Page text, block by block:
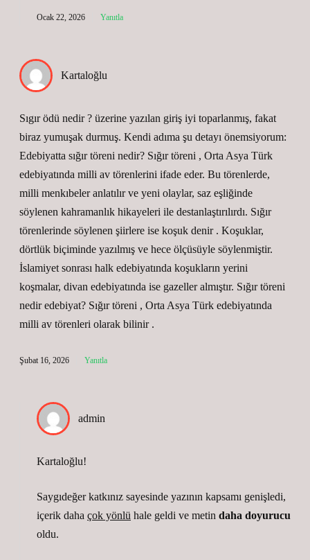
Ocak 22, 2026 Yanıtla
Kartaloğlu
Sıgır ödü nedir ? üzerine yazılan giriş iyi toparlanmış, fakat
biraz yumuşak durmuş. Kendi adıma şu detayı önemsiyorum:
Edebiyatta sığır töreni nedir? Sığır töreni , Orta Asya Türk
edebiyatında milli av törenlerini ifade eder. Bu törenlerde,
milli menkıbeler anlatılır ve yeni olaylar, saz eşliğinde
söylenen kahramanlık hikayeleri ile destanlaştırılırdı. Sığır
törenlerinde söylenen şiirlere ise koşuk denir . Koşuklar,
dörtlük biçiminde yazılmış ve hece ölçüsüyle söylenmiştir.
İslamiyet sonrası halk edebiyatında koşukların yerini
koşmalar, divan edebiyatında ise gazeller almıştır. Sığır töreni
nedir edebiyat? Sığır töreni , Orta Asya Türk edebiyatında
milli av törenleri olarak bilinir .
Şubat 16, 2026 Yanıtla
admin
Kartaloğlu!
Saygıdeğer katkınız sayesinde yazının kapsamı genişledi,
içerik daha çok yönlü hale geldi ve metin daha doyurucu
oldu.